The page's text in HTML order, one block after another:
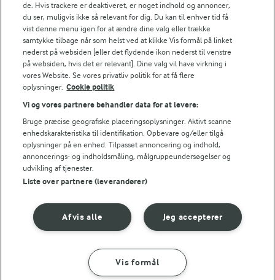
45 MIN
Hakkebøffer med
blomme- og
savojkålssauté
(11)
Få madinspiration,
tips og tricks her
Kartoffelsalat med
bagte kartofler
de. Hvis trackere er deaktiveret, er noget indhold og annoncer,
du ser, muligvis ikke så relevant for dig. Du kan til enhver tid få
vist denne menu igen for at ændre dine valg eller trække
samtykke tilbage når som helst ved at klikke Vis formål på linket
nederst på websiden [eller det flydende ikon nederst til venstre
på websiden, hvis det er relevant]. Dine valg vil have virkning i
vores Website. Se vores privatliv politik for at få flere
oplysninger. Cookie politik
Vi og vores partnere behandler data for at levere:
Bruge præcise geografiske placeringsoplysninger. Aktivt scanne
enhedskarakteristika til identifikation. Opbevare og/eller tilgå
oplysninger på en enhed. Tilpasset annoncering og indhold,
annoncerings- og indholdsmåling, målgruppeundersøgelser og
udvikling af tjenester.
Liste over partnere (leverandører)
Jeg accepterer
Afvis alle
Vis formål